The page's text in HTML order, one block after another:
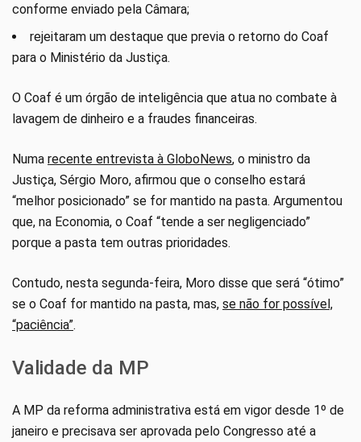
conforme enviado pela Câmara;
rejeitaram um destaque que previa o retorno do Coaf
para o Ministério da Justiça.
O Coaf é um órgão de inteligência que atua no combate à
lavagem de dinheiro e a fraudes financeiras.
Numa recente entrevista à GloboNews, o ministro da
Justiça, Sérgio Moro, afirmou que o conselho estará
“melhor posicionado” se for mantido na pasta. Argumentou
que, na Economia, o Coaf “tende a ser negligenciado”
porque a pasta tem outras prioridades.
Contudo, nesta segunda-feira, Moro disse que será “ótimo”
se o Coaf for mantido na pasta, mas, se não for possível,
“paciência”.
Validade da MP
A MP da reforma administrativa está em vigor desde 1º de
janeiro e precisava ser aprovada pelo Congresso até a